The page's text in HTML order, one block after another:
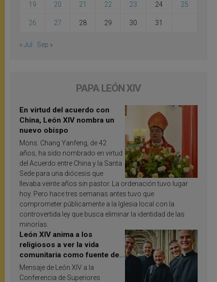
19 20 21 22 23 24 25
26 27 28 29 30 31
« Jul Sep »
PAPA LEÓN XIV
En virtud del acuerdo con
China, León XIV nombra un
nuevo obispo
Mons. Chang Yanfeng, de 42
años, ha sido nombrado en virtud
del Acuerdo entre China y la Santa
Sede para una diócesis que
llevaba veinte años sin pastor. La ordenación tuvo lugar
hoy. Pero hace tres semanas antes tuvo que
comprometer públicamente a la Iglesia local con la
controvertida ley que busca eliminar la identidad de las
minorías.
León XIV anima a los
religiosos a ver la vida
comunitaria como fuente de
inspiración y santificación
Mensaje de León XIV a la
Conferencia de Superiores